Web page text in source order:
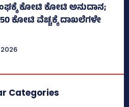
ಕೋಟಿ ಕೋಟಿ ಅನುದಾನ;
ಕೋಟಿ ವೆಚ್ಚಕ್ಕೆ ದಾಖಲೆಗಳೇ
Categories